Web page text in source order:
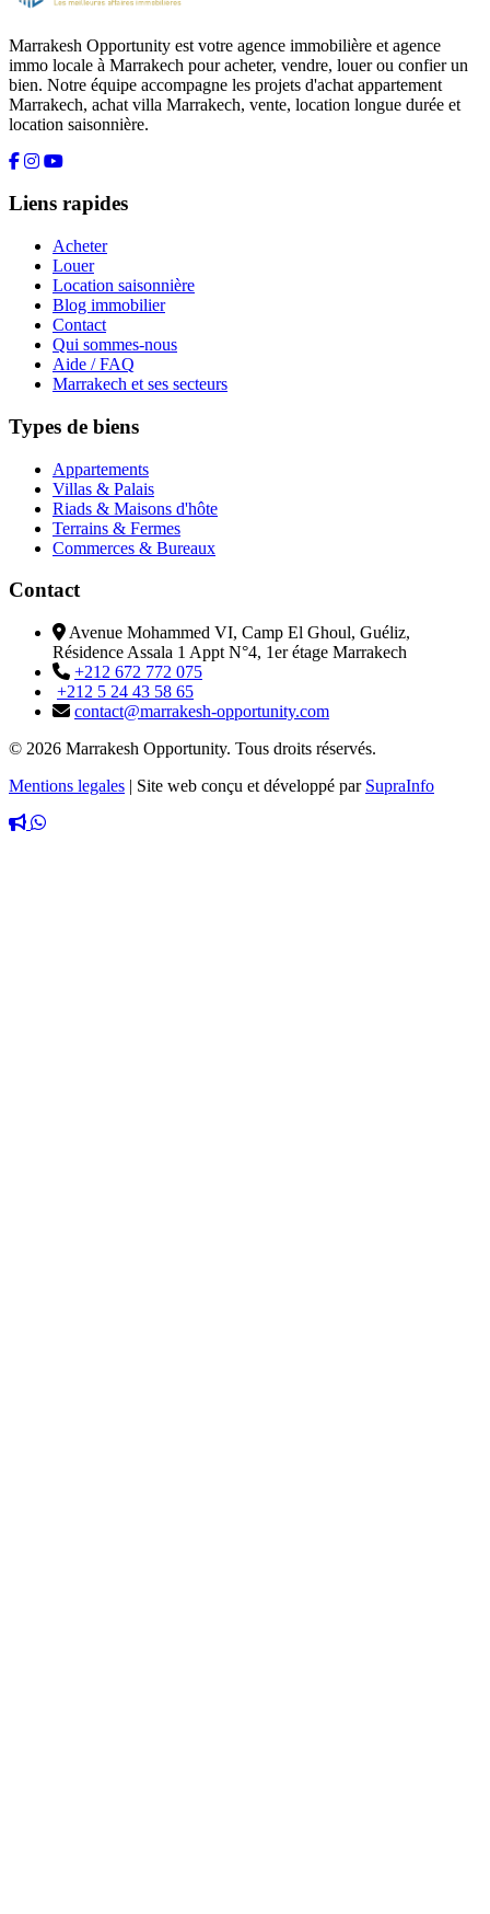
Marrakesh Opportunity est votre agence immobilière et agence
immo locale à Marrakech pour acheter, vendre, louer ou confier un
bien. Notre équipe accompagne les projets d'achat appartement
Marrakech, achat villa Marrakech, vente, location longue durée et
location saisonnière.
Liens rapides
Acheter
Louer
Location saisonnière
Blog immobilier
Contact
Qui sommes-nous
Aide / FAQ
Marrakech et ses secteurs
Types de biens
Appartements
Villas & Palais
Riads & Maisons d'hôte
Terrains & Fermes
Commerces & Bureaux
Contact
Avenue Mohammed VI, Camp El Ghoul, Guéliz,
Résidence Assala 1 Appt N°4, 1er étage Marrakech
+212 672 772 075
+212 5 24 43 58 65
contact@marrakesh-opportunity.com
© 2026 Marrakesh Opportunity. Tous droits réservés.
Mentions legales | Site web conçu et développé par SupraInfo